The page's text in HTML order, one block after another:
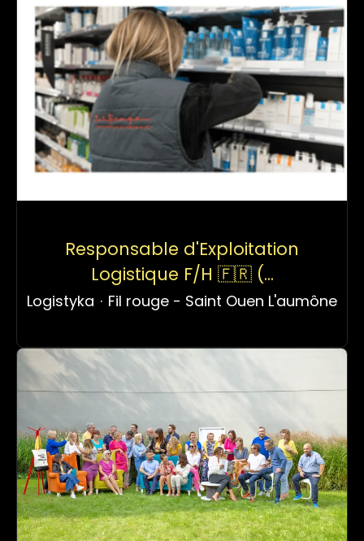
Responsable d'Exploitation
Logistique F/H 🇫🇷 (...
Logistyka · Fil rouge - Saint Ouen L'aumône